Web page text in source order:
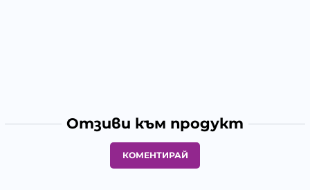
Отзиви към продукт
КОМЕНТИРАЙ